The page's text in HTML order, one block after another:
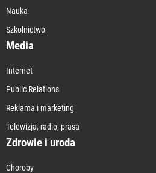
Nauka
Szkolnictwo
Media
Internet
Public Relations
Reklama i marketing
Telewizja, radio, prasa
Zdrowie i uroda
Choroby